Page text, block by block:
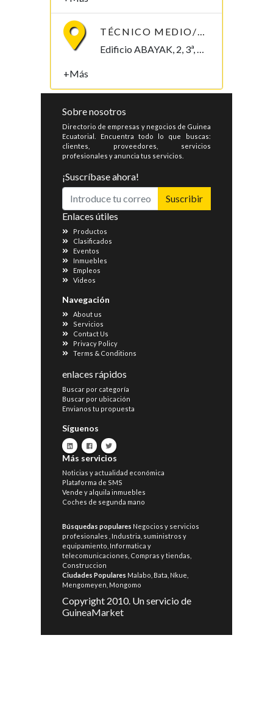
TÉCNICO MEDIO/SUPERIOR/INGENIERO/TELECOMUNICACIONES
Edificio ABAYAK, 2, 3ª, Malabo 2. Bioko Norte Malabo, Bioko Norte , Guinea Ecuatorial
+Más
Sobre nosotros
Directorio de empresas y negocios de Guinea
Ecuatorial. Encuentra todo lo que buscas:
clientes, proveedores, servicios
profesionales y anuncia tus servicios.
¡Suscríbase ahora!
Suscribir
Enlaces útiles
Productos
Clasificados
Eventos
Inmuebles
Empleos
Videos
Navegación
About us
Servicios
Contact Us
Privacy Policy
Terms & Conditions
enlaces rápidos
Buscar por categoría
Buscar por ubicación
Envianos tu propuesta
Síguenos
Más servicios
Noticias y actualidad económica
Plataforma de SMS
Vende y alquila inmuebles
Coches de segunda mano
Búsquedas populares Negocios y servicios
profesionales
Industria, suministros y
equipamiento Informatica y
telecomunicaciones Compras y tiendas
Construccion
Ciudades Populares Malabo Bata Nkue
Mengomeyen Mongomo
Copyright 2010. Un servicio de
GuineaMarket